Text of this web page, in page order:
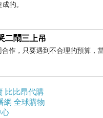
的。
二鬧三上吊
作，只要遇到不合理的預算
比比昂代購
網 全球購物
心